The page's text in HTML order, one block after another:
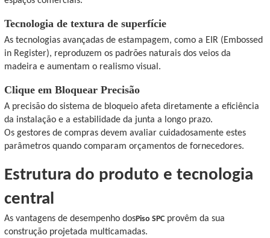
Tecnologia de textura de superfície
As tecnologias avançadas de estampagem, como a EIR (Embossed
in Register), reproduzem os padrões naturais dos veios da
madeira e aumentam o realismo visual.
Clique em Bloquear Precisão
A precisão do sistema de bloqueio afeta diretamente a eficiência
da instalação e a estabilidade da junta a longo prazo.
Os gestores de compras devem avaliar cuidadosamente estes
parâmetros quando comparam orçamentos de fornecedores.
Estrutura do produto e tecnologia
central
As vantagens de desempenho dosPiso SPC provêm da sua
construção projetada multicamadas.